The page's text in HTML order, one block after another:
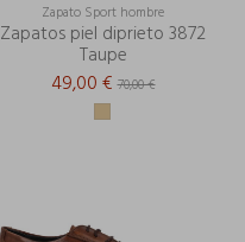
Zapato Sport hombre
Zapatos piel diprieto 3872
Taupe
49,00 €70,00 €